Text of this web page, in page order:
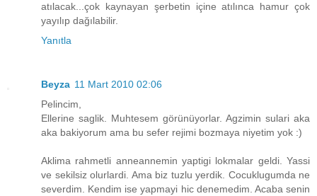
atılacak...çok kaynayan şerbetin içine atılınca hamur çok
yayılıp dağılabilir.
Yanıtla
Beyza 11 Mart 2010 02:06
Pelincim,
Ellerine saglik. Muhtesem görünüyorlar. Agzimin sulari aka
aka bakiyorum ama bu sefer rejimi bozmaya niyetim yok :)
Aklima rahmetli anneannemin yaptigi lokmalar geldi. Yassi
ve sekilsiz olurlardi. Ama biz tuzlu yerdik. Cocuklugumda ne
severdim. Kendim ise yapmayi hic denemedim. Acaba senin